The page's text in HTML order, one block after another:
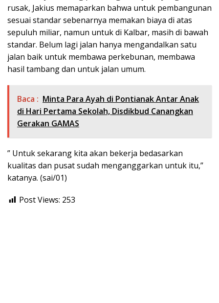
rusak, Jakius memaparkan bahwa untuk pembangunan
sesuai standar sebenarnya memakan biaya di atas
sepuluh miliar, namun untuk di Kalbar, masih di bawah
standar. Belum lagi jalan hanya mengandalkan satu
jalan baik untuk membawa perkebunan, membawa
hasil tambang dan untuk jalan umum.
Baca : Minta Para Ayah di Pontianak Antar Anak
di Hari Pertama Sekolah, Disdikbud Canangkan
Gerakan GAMAS
” Untuk sekarang kita akan bekerja bedasarkan
kualitas dan pusat sudah menganggarkan untuk itu,”
katanya. (sai/01)
Post Views: 253